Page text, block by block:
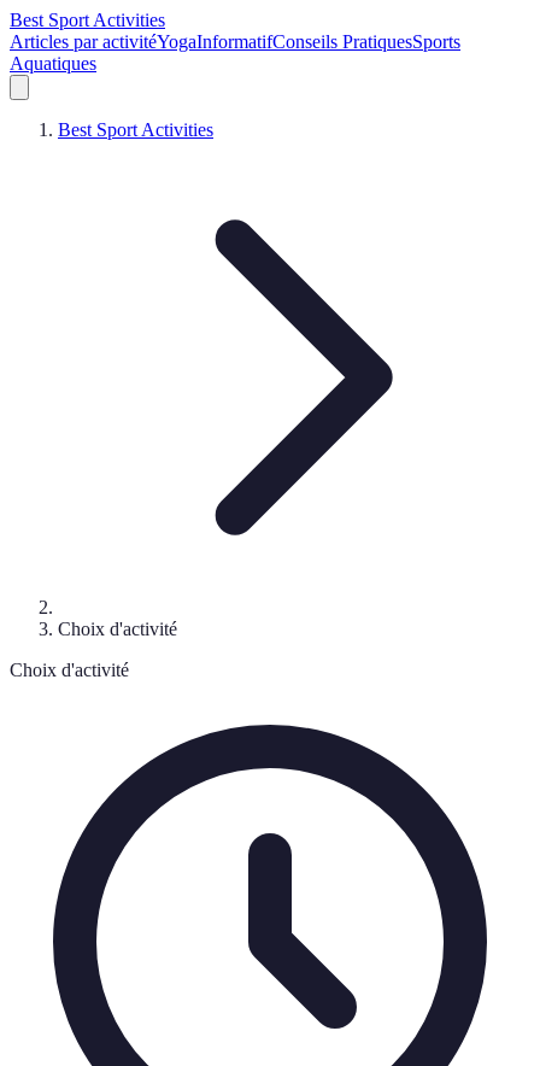
Best Sport Activities
Articles par activitéYogaInformatifConseils PratiquesSports
Aquatiques
Best Sport Activities
Choix d'activité
Choix d'activité